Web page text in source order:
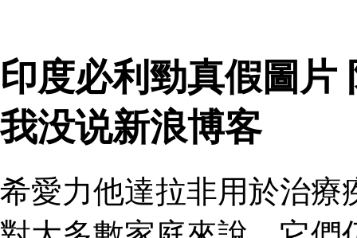
印度必利勁真假圖片
我没说新浪博客
希愛力他達拉非用於治療